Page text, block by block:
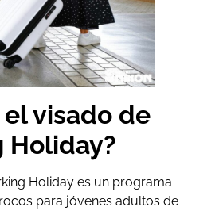
el visado de
Holiday?
Holiday es un programa
para jóvenes adultos de